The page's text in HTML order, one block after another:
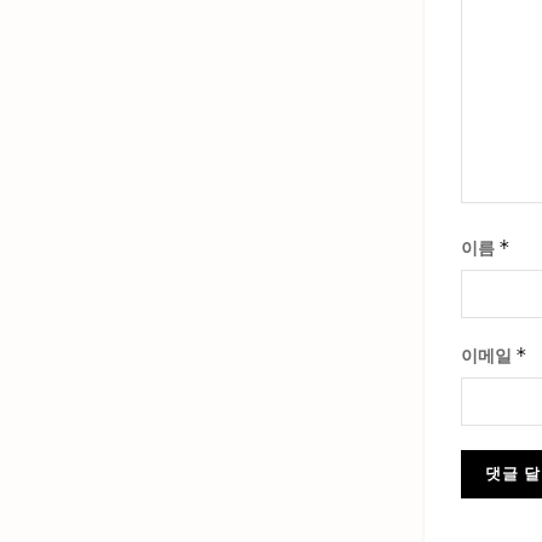
이름 *
이메일 *